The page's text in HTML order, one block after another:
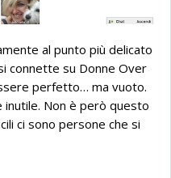
al punto più delicato
connette su Donne Over
perfetto… ma vuoto.
Non è però questo
ci sono persone che si